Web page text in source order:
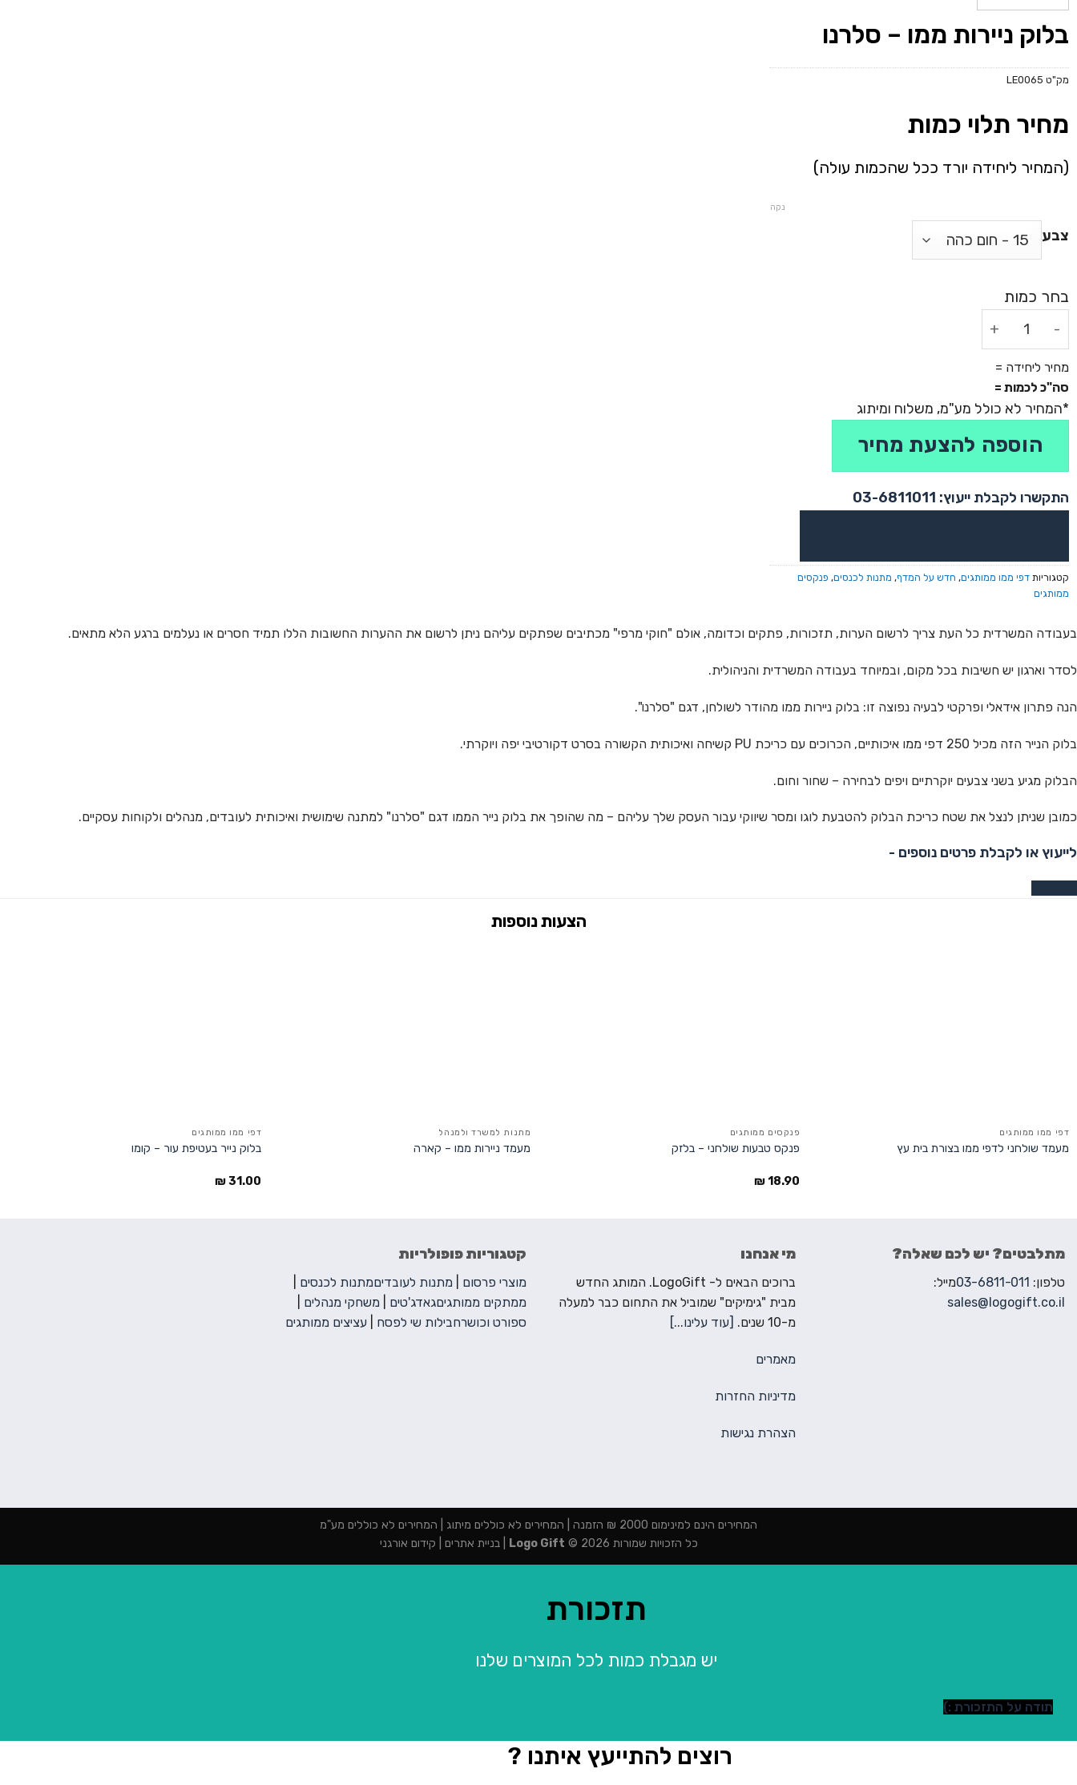
בלוק ניירות ממו – סלרנו
מק"ט LE0065
מחיר תלוי כמות
(המחיר ליחידה יורד ככל שהכמות עולה)
צבע
נקה
סה"כ לכמות =
מחיר ליחידה =
הוספה להצעת מחיר
התקשרו לקבלת ייעוץ: 03-6811011
קטגוריות דפי ממו ממותגים, חדש על המדף, מתנות לכנסים, פנקסים
ממותגים
בעבודה המשרדית כל העת צריך לרשום הערות, תזכורות, פתקים וכדומה, אולם "חוקי מרפי" מכתיבים שפתקים עליהם ניתן לרשום את ההערות החשובות הללו תמיד חסרים או נעלמים ברגע הלא מתאים.
לסדר וארגון יש חשיבות בכל מקום, ובמיוחד בעבודה המשרדית והניהולית.
הנה פתרון אידאלי ופרקטי לבעיה נפוצה זו: בלוק ניירות ממו מהודר לשולחן, דגם "סלרנו".
בלוק הנייר הזה מכיל 250 דפי ממו איכותיים, הכרוכים עם כריכת PU קשיחה ואיכותית הקשורה בסרט דקורטיבי יפה ויוקרתי.
הבלוק מגיע בשני צבעים יוקרתיים ויפים לבחירה – שחור וחום.
כמובן שניתן לנצל את שטח כריכת הבלוק להטבעת לוגו ומסר שיווקי עבור העסק שלך עליהם – מה שהופך את בלוק נייר הממו דגם "סלרנו" למתנה שימושית ואיכותית לעובדים, מנהלים ולקוחות עסקיים.
לייעוץ או לקבלת פרטים נוספים -
דפי ממו ממותגים
מעמד שולחני לדפי ממו בצורת בית עץ
פנקסים ממותגים
פנקס טבעות שולחני – בלזק
18.90
₪
מתנות למשרד ולמנהל
מעמד ניירות ממו – קארה
דפי ממו ממותגים
בלוק נייר בעטיפת עור – קומו
31.00
₪
מתלבטים? יש לכם שאלה?
טלפון: 03-6811-011מייל:
sales@logogift.co.il
מי אנחנו
ברוכים הבאים ל- LogoGift. המותג החדש
מבית "גימיקים" שמוביל את התחום כבר למעלה
מ-10 שנים.
[עוד עלינו...]
מאמרים
מדיניות החזרות
הצהרת נגישות
קטגוריות פופולריות
מוצרי פרסום מתנות לעובדיםמתנות לכנסים
ממתקים ממותגיםגאדג'טים משחקי מנהלים
ספורט וכושרחבילות שי לפסח עציצים ממותגים
המחירים הינם למינימום 2000 ₪ הזמנה | המחירים לא כוללים מיתוג | המחירים לא כוללים מע"מ
כל הזכויות שמורות 2026 ©
Logo Gift
|בניית אתרים קידום אורגני
תזכורת
יש מגבלת כמות לכל המוצרים שלנו
תודה על התזכורת :)
רוצים להתייעץ איתנו ?